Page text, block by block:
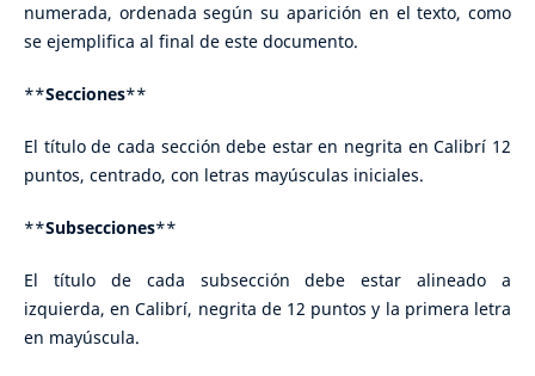
numerada, ordenada según su aparición en el texto, como
se ejemplifica al final de este documento.
**Secciones**
El título de cada sección debe estar en negrita en Calibrí 12
puntos, centrado, con letras mayúsculas iniciales.
**Subsecciones**
El título de cada subsección debe estar alineado a
izquierda, en Calibrí, negrita de 12 puntos y la primera letra
en mayúscula.